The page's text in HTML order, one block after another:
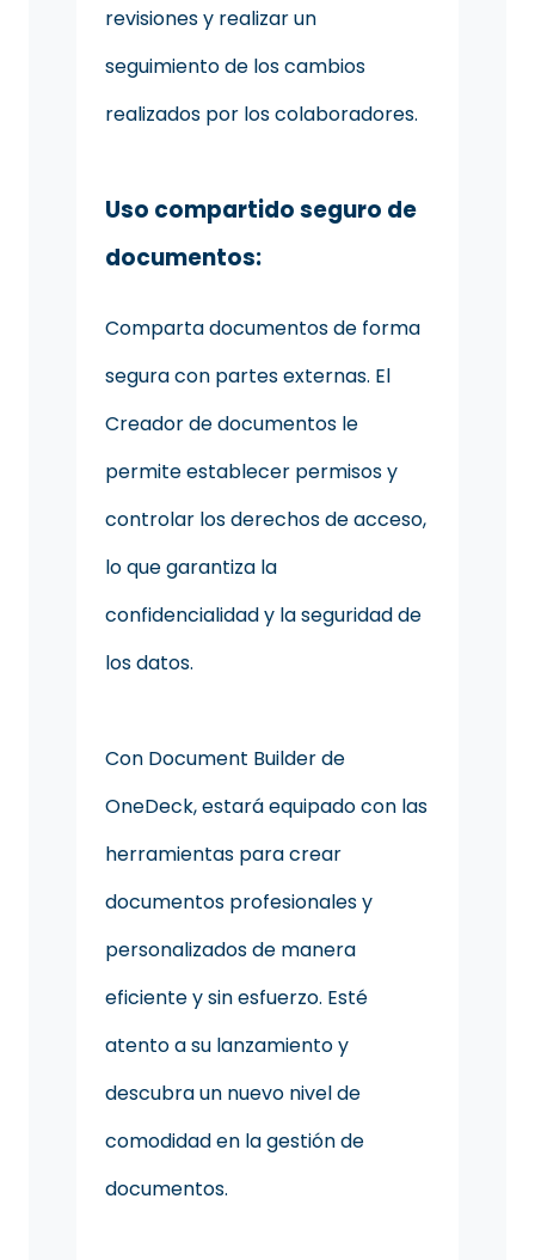
revisiones y realizar un
seguimiento de los cambios
realizados por los colaboradores.
Uso compartido seguro de
documentos:
Comparta documentos de forma
segura con partes externas. El
Creador de documentos le
permite establecer permisos y
controlar los derechos de acceso,
lo que garantiza la
confidencialidad y la seguridad de
los datos.
Con Document Builder de
OneDeck, estará equipado con las
herramientas para crear
documentos profesionales y
personalizados de manera
eficiente y sin esfuerzo. Esté
atento a su lanzamiento y
descubra un nuevo nivel de
comodidad en la gestión de
documentos.